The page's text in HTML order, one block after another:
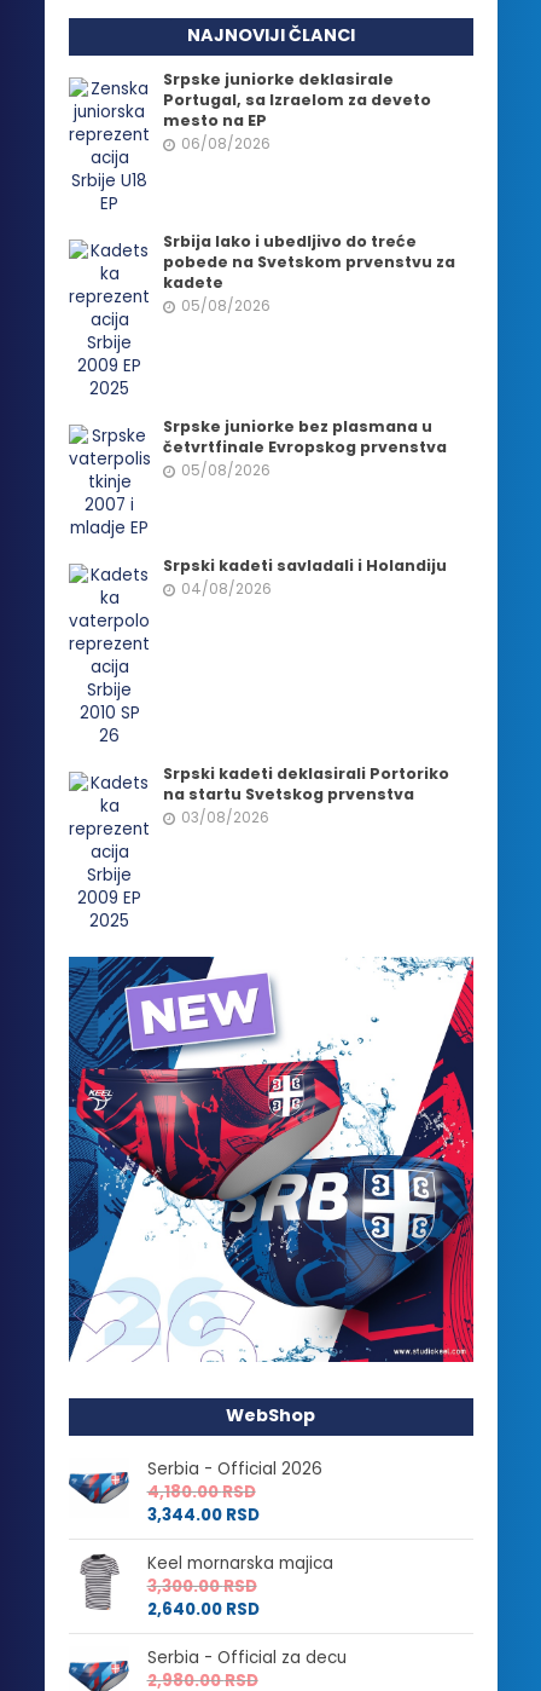
NAJNOVIJI ČLANCI
Srpske juniorke deklasirale
Portugal, sa Izraelom za deveto
mesto na EP
06/08/2026
Srbija lako i ubedljivo do treće
pobede na Svetskom prvenstvu za
kadete
05/08/2026
Srpske juniorke bez plasmana u
četvrtfinale Evropskog prvenstva
05/08/2026
Srpski kadeti savladali i Holandiju
04/08/2026
Srpski kadeti deklasirali Portoriko
na startu Svetskog prvenstva
03/08/2026
WebShop
Serbia - Official 2026
4,180.00RSD
3,344.00 RSD
Keel mornarska majica
3,300.00RSD
2,640.00 RSD
Serbia - Official za decu
2,980.00RSD